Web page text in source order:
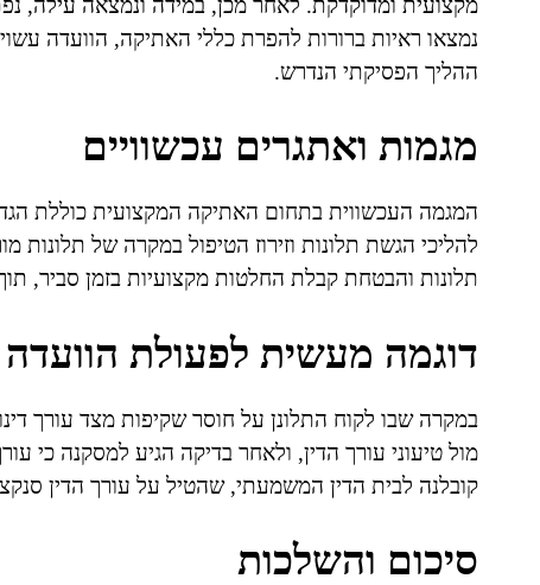
נמצאו ראיות ברורות להפרת כללי האתיקה, הוועדה
ההליך הפסיקתי הנדרש.
מגמות ואתגרים עכשוויים
המגמה העכשווית בתחום האתיקה המקצועית כוללת
להליכי הגשת תלונות וזירוז הטיפול במקרה של תלונות
תלונות והבטחת קבלת החלטות מקצועיות בזמן סביר,
דוגמה מעשית לפעולת הוועדה
במקרה שבו לקוח התלונן על חוסר שקיפות מצד עורך
מול טיעוני עורך הדין, ולאחר בדיקה הגיע למסקנה כי
קובלנה לבית הדין המשמעתי, שהטיל על עורך הדין
סיכום והשלכות